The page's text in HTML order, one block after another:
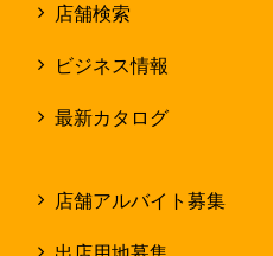
店舗検索
ビジネス情報
最新カタログ
店舗アルバイト募集